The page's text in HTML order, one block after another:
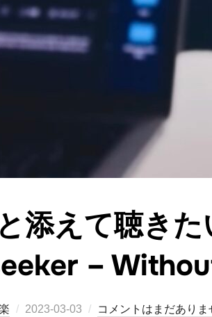
添えて聴き
–
投
2023-03-03 コメントはまだありま